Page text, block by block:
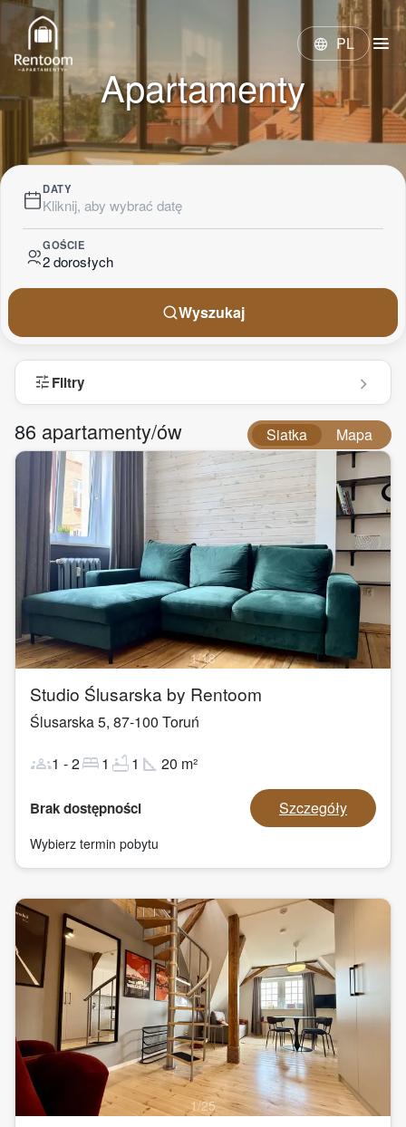
language PL menu
Apartamenty
DATY
Kliknij, aby wybrać datę
GOŚCIE
2 dorosłych
Wyszukaj
tuneFiltry
86 apartamenty/ów Siatka Mapa
1/18
Studio Ślusarska by Rentoom
Ślusarska 5, 87-100 Toruń
groups1 -2bed1 bathtub1 square_foot 20 m²
Brak dostępności Szczegóły
Wybierz termin pobytu
1/25